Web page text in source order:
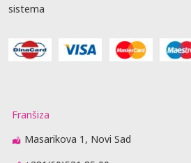
sistema
Franšiza
Masarikova 1, Novi Sad